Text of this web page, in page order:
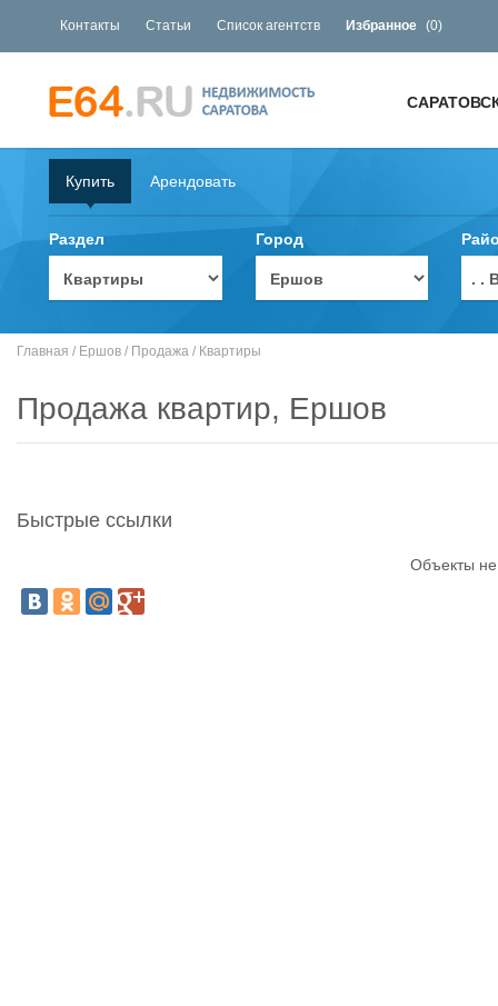
Контакты Статьи Список агентств Избранное (0)
Купить Арендовать
Раздел Город
. .
Главная / Ершов / Продажа / Квартиры
Продажа квартир, Ершов
Быстрые ссылки
Объекты